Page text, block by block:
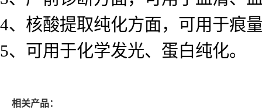
4、核酸提取纯化方面，可用于痕
5、可用于化学发光、蛋白纯化。
相关产品：